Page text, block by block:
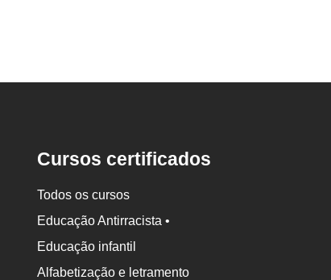
Cursos certificados
Todos os cursos
Educação Antirracista •
Educação infantil
Alfabetização e letramento